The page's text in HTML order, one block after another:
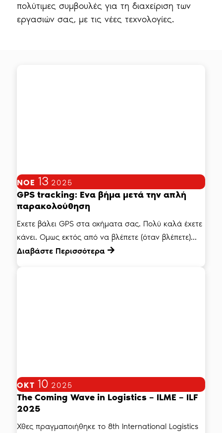
πολύτιμες συμβουλές για τη διαχείριση των
εργασιών σας, με τις νέες τεχνολογίες.
ΝΟΈ 13 2025
GPS tracking: Ενα βήμα μετά την απλή
παρακολούθηση
Εχετε βάλει GPS στα οχήματα σας. Πολύ καλά έχετε
κάνει. Ομως εκτός από να βλέπετε (όταν βλέπετε)...
Διαβάστε Περισσότερα
ΟΚΤ 10 2025
The Coming Wave in Logistics – ILME – ILF
2025
Χθες πραγμαποιήθηκε το 8th International Logistics